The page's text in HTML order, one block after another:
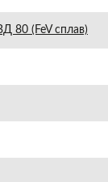
80 (FeV сплав)